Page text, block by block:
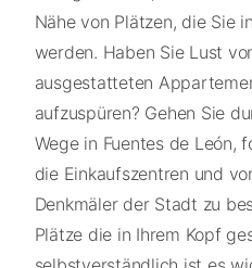
Nähe von Plätzen, die Sie
werden. Haben Sie Lust
ausgestatteten
aufzuspüren? Gehen Sie
Wege in Fuentes de León,
die Einkaufszentren und
Denkmäler der Stadt zu
Plätze die in Ihrem Kopf